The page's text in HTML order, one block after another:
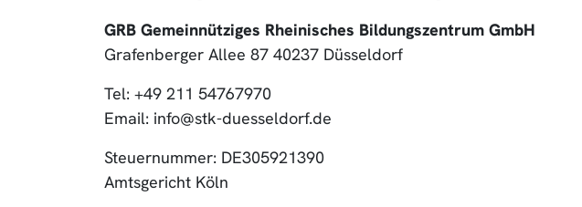
GRB Gemeinnütziges Rheinisches Bildungszentrum GmbH
Grafenberger Allee 87 40237 Düsseldorf
Tel: +49 211 54767970
Email: info@stk-duesseldorf.de
Steuernummer: DE305921390
Amtsgericht Köln